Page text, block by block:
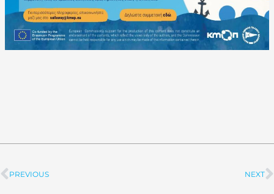
Prev
PREVIOUS NEXT